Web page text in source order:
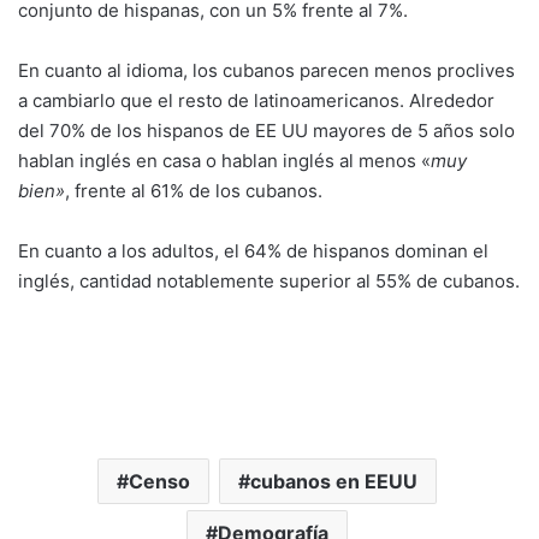
conjunto de hispanas, con un 5% frente al 7%.
En cuanto al idioma, los cubanos parecen menos proclives
a cambiarlo que el resto de latinoamericanos. Alrededor
del 70% de los hispanos de EE UU mayores de 5 años solo
hablan inglés en casa o hablan inglés al menos «muy
bien», frente al 61% de los cubanos.
En cuanto a los adultos, el 64% de hispanos dominan el
inglés, cantidad notablemente superior al 55% de cubanos.
Censo cubanos en EEUU
Demografía